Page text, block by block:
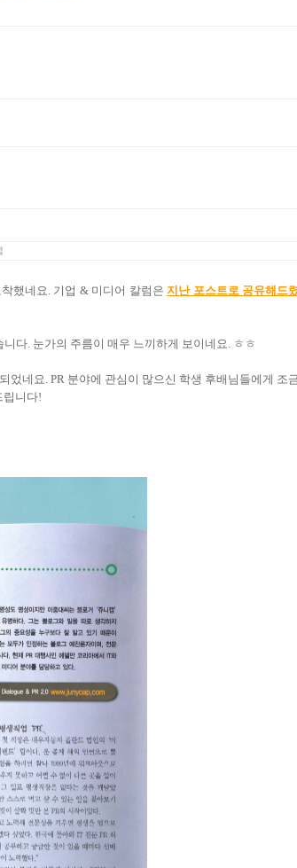
했네요. 기업 & 미디어 칼럼은 지난 포스트로 공유해드
다. 눈가의 주름이 매우 느끼하게 보이네요. ㅎㅎ
었네요. PR 분야에 관심이 많으신 학생 후배님들에게 조
립니다!